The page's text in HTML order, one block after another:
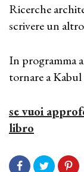
Ricerche
scrivere un
In programma
tornare a
se vuoi
libro